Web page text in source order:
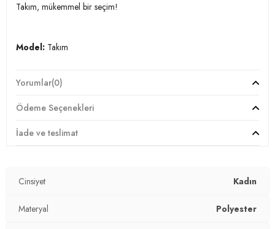
Takım, mükemmel bir seçim!
Model: Takım
Desen:
Mevsim: Yazlık
Yaka Tipi:
Kol Tipi:
Yorumlar(0)
Ödeme Seçenekleri
İade ve teslimat
Cinsiyet Kadın
Materyal Polyester